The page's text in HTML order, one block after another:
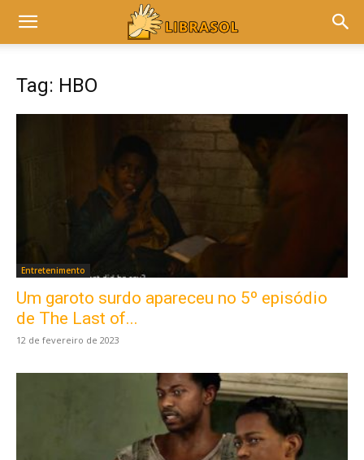
Tag: HBO
Entretenimento
Um garoto surdo apareceu no 5º episódio
de The Last of...
12 de fevereiro de 2023